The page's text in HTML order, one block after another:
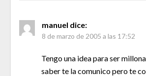
manuel dice:
8 de marzo de 2005 a las 17:52
Tengo una idea para ser
saber te la comunico pero te